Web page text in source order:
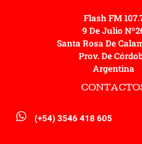
Flash FM
9 De Julio
Santa Rosa De
Prov. De
Argentina
(+54) 3546 418 605